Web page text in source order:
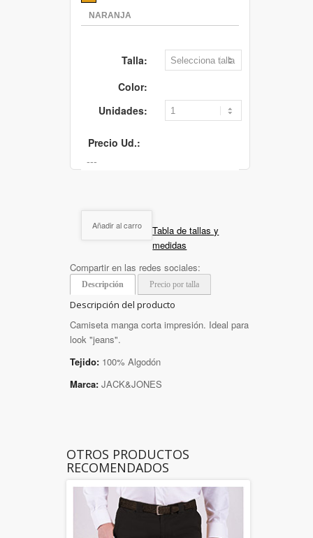
Talla:
Color:
Unidades:
Precio Ud.:
Añadir al carro
Tabla de tallas y
medidas
Compartir en las redes sociales:
Descripción Precio por talla
Descripción del producto
Camiseta manga corta impresión. Ideal para
look "jeans".
Tejido: 100% Algodón
Marca: JACK&JONES
OTROS PRODUCTOS
RECOMENDADOS